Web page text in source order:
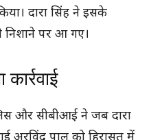
दारा सिंह ने इसके
पर आ गए।
और सीबीआई ने जब दारा